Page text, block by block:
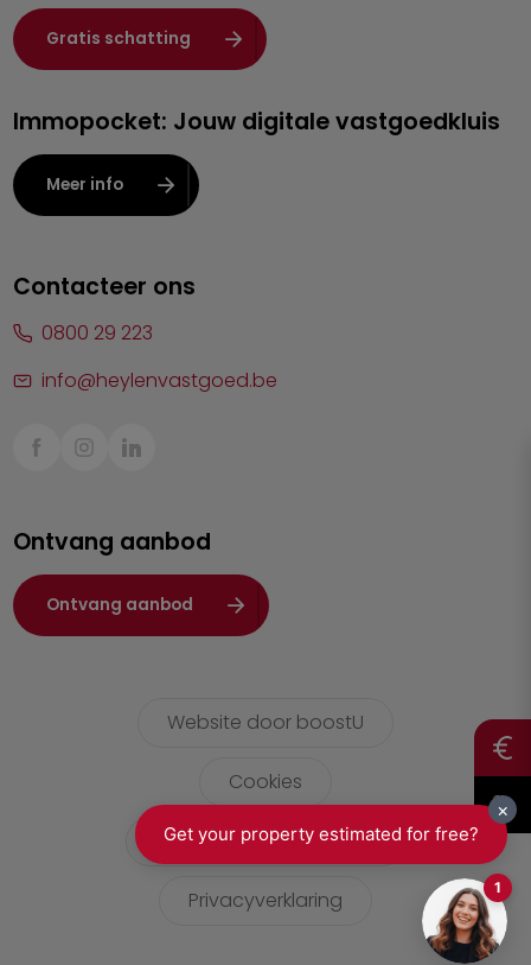
Heist-op-den-Berg
Herentals
Kalmthout
Leuven
Lier
Sint-Truiden
Waasland
Wuustwezel
Zoersel
Gratis schatting
Immopocket: Jouw digitale vastgoedkluis
Meer info
Contacteer ons
0800 29 223
info@heylenvastgoed.be
Ontvang aanbod
Ontvang aanbod
Website door boostU
Cookies
gebruikersvoorwaarden
Privacyverklaring